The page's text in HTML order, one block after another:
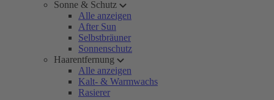
Sonne & Schutz
Alle anzeigen
After Sun
Selbstbräuner
Sonnenschutz
Haarentfernung
Alle anzeigen
Kalt- & Warmwachs
Rasierer